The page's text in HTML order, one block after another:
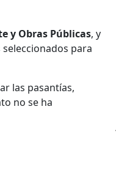
y Obras Públicas, y
para
las pasantías,
no se ha